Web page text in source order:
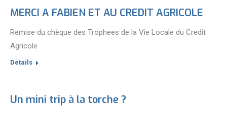
MERCI A FABIEN ET AU CREDIT AGRICOLE
Remise du chèque des Trophees de la Vie Locale du Credit
Agricole
Détails
Un mini trip à la torche ?